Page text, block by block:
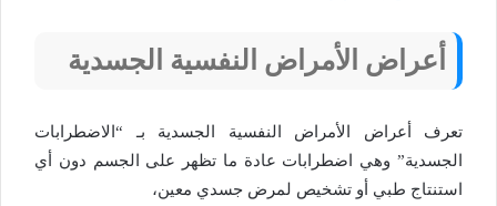
أعراض الأمراض النفسية الجسدية
تعرف أعراض الأمراض النفسية الجسدية بـ “الاضطرابات
الجسدية” وهي اضطرابات عادة ما تظهر على الجسم دون أي
استنتاج طبي أو تشخيص لمرض جسدي معين،